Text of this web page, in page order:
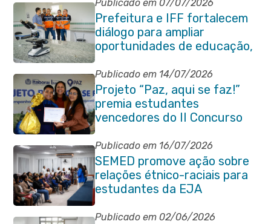
Publicado em 07/07/2026
Prefeitura e IFF fortalecem
diálogo para ampliar
oportunidades de educação,
ciência e inovação em
Itaboraí
Publicado em 14/07/2026
Projeto “Paz, aqui se faz!”
premia estudantes
vencedores do II Concurso
de Contos em Itaboraí
Publicado em 16/07/2026
SEMED promove ação sobre
relações étnico-raciais para
estudantes da EJA
Publicado em 02/06/2026